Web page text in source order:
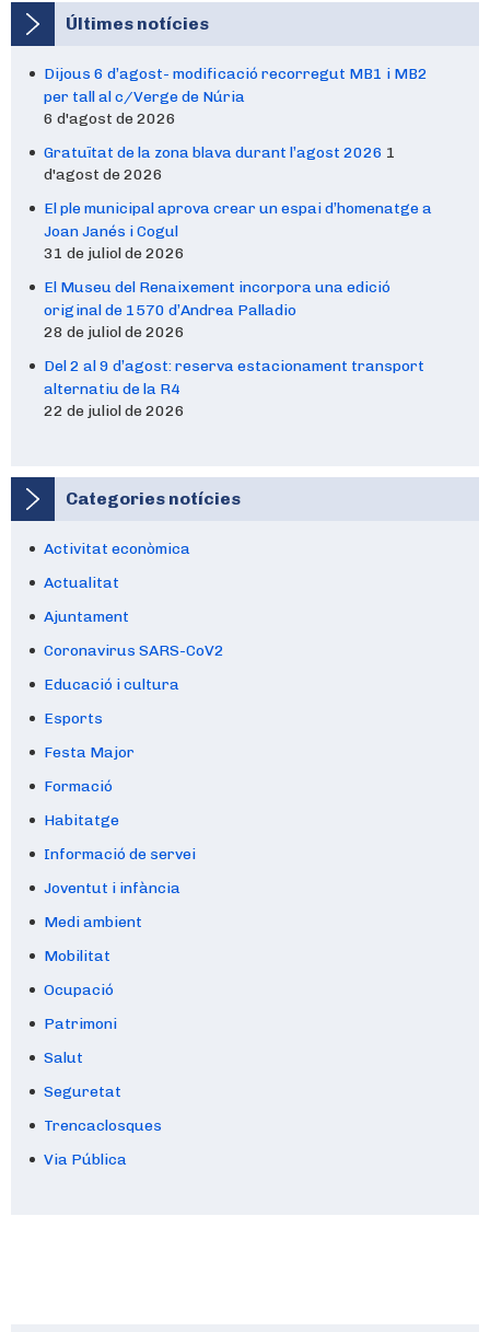
Últimes notícies
Dijous 6 d’agost- modificació recorregut MB1 i MB2
per tall al c/Verge de Núria
6 d'agost de 2026
Gratuïtat de la zona blava durant l’agost 2026 1
d'agost de 2026
El ple municipal aprova crear un espai d’homenatge a
Joan Janés i Cogul
31 de juliol de 2026
El Museu del Renaixement incorpora una edició
original de 1570 d’Andrea Palladio
28 de juliol de 2026
Del 2 al 9 d’agost: reserva estacionament transport
alternatiu de la R4
22 de juliol de 2026
Categories notícies
Activitat econòmica
Actualitat
Ajuntament
Coronavirus SARS-CoV2
Educació i cultura
Esports
Festa Major
Formació
Habitatge
Informació de servei
Joventut i infància
Medi ambient
Mobilitat
Ocupació
Patrimoni
Salut
Seguretat
Trencaclosques
Via Pública